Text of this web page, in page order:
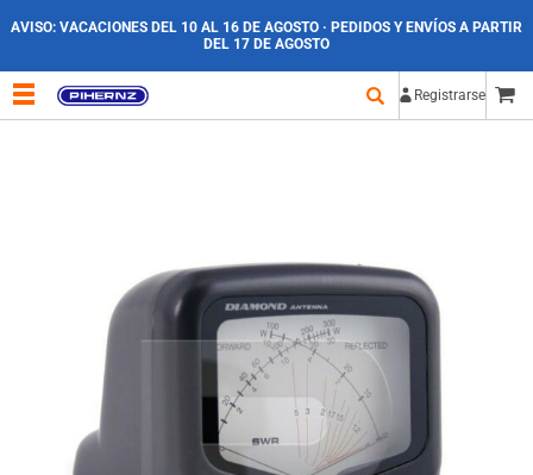
AVISO: VACACIONES DEL 10 AL 16 DE AGOSTO · PEDIDOS Y ENVÍOS A PARTIR
DEL 17 DE AGOSTO
Registrarse